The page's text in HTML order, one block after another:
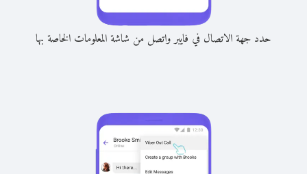
حدد جهة الاتصال في فايبر واتصل من شاشة المعلومات الخاصة بها